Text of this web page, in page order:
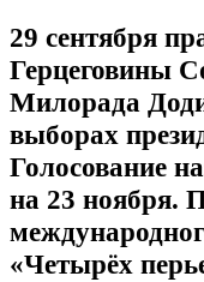
29 сентября
Герцеговины
Милорада
выборах
Голосование
на 23 ноября.
«Четырёх